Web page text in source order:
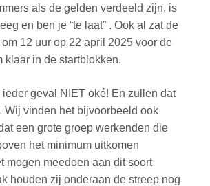
als de gelden verdeeld zijn, is
en ben je “te laat” . Ook al zat de
12 uur op 22 april 2025 voor de
klaar in de startblokken.
geval NIET oké! En zullen dat
Wij vinden het bijvoorbeeld ook
een grote groep werkenden die
het minimum uitkomen
mogen meedoen aan dit soort
houden zij onderaan de streep nog